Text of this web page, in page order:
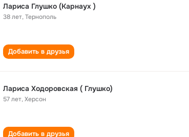
Лариса Глушко (Карнаух )
38 лет,Тернополь
Добавить в друзья
Лариса Ходоровская ( Глушко)
57 лет,Херсон
Добавить в друзья